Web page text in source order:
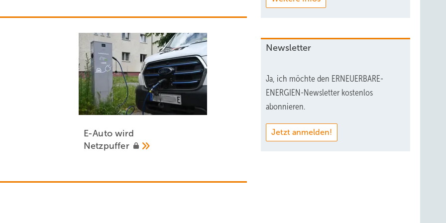
E-Auto wird
Netzpuffer
Newsletter
Ja, ich möchte den ERNEUERBARE-
ENERGIEN-Newsletter kostenlos
abonnieren.
Jetzt anmelden!